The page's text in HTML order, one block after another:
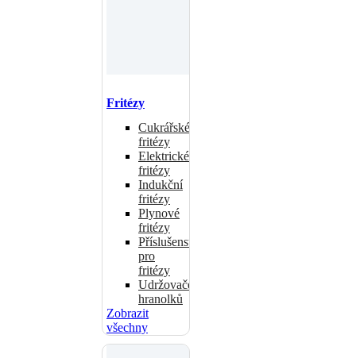
Fritézy
Cukrářské
fritézy
Elektrické
fritézy
Indukční
fritézy
Plynové
fritézy
Příslušenství
pro
fritézy
Udržovače
hranolků
Zobrazit
všechny